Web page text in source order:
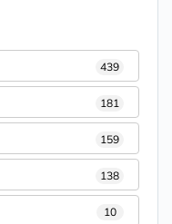
439
181
159
138
10